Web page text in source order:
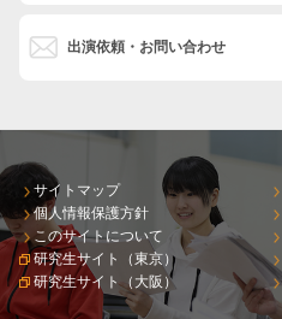
出演依頼・お問い合わせ
サイトマップ
個人情報保護方針
このサイトについて
研究生サイト（東京）
研究生サイト（大阪）